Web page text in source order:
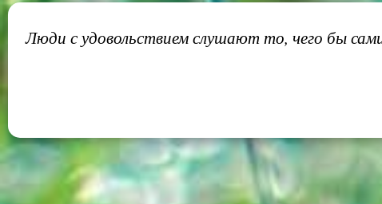
Люди с удовольствием слушают то, чего бы